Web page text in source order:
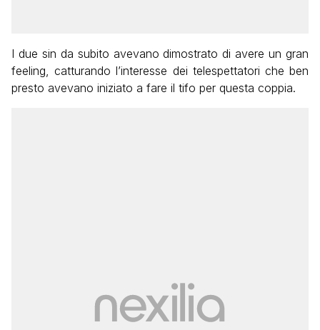
I due sin da subito avevano dimostrato di avere un gran
feeling, catturando l’interesse dei telespettatori che ben
presto avevano iniziato a fare il tifo per questa coppia.